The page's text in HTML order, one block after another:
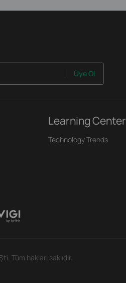
Üye Ol
Learning Center
Technology Trends
Tüm hakları saklıdır.